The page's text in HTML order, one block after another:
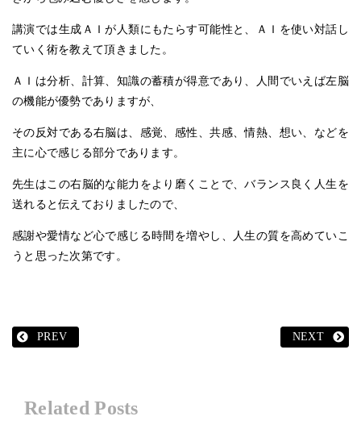
講演では生成ＡＩが人類にもたらす可能性と、ＡＩを使い対話し
ていく術を教えて頂きました。
ＡＩは分析、計算、知識の蓄積が得意であり、人間でいえば左脳
の機能が優勢でありますが、
その反対である右脳は、感覚、感性、共感、情熱、想い、などを
主に心で感じる部分であります。
先生はこの右脳的な能力をより磨くことで、バランス良く人生を
送れると伝えておりましたので、
感謝や愛情など心で感じる時間を増やし、人生の質を高めていこ
うと思った次第です。
PREV NEXT
Related Posts